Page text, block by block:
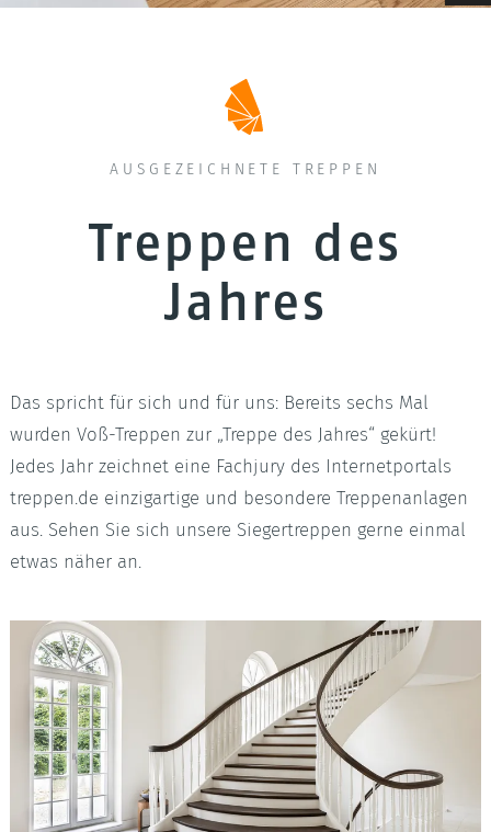
AUSGEZEICHNETE TREPPEN
Treppen des
Jahres
Das spricht für sich und für uns: Bereits sechs Mal
wurden Voß-Treppen zur „Treppe des Jahres“ gekürt!
Jedes Jahr zeichnet eine Fachjury des Internetportals
treppen.de einzigartige und besondere Treppenanlagen
aus. Sehen Sie sich unsere Siegertreppen gerne einmal
etwas näher an.
LED Treppenbeleuchtung